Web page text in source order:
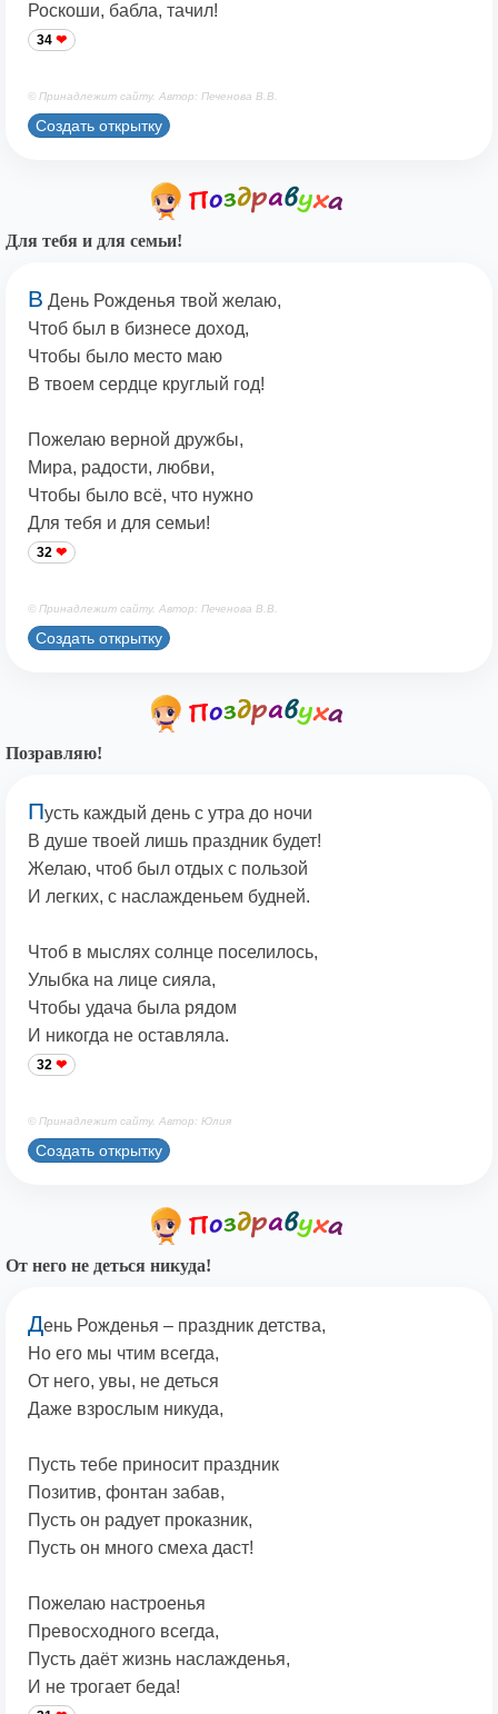
Роскоши, бабла, тачил!
34
© Принадлежит сайту. Автор: Печенова В.В.
Создать открытку
Для тебя и для семьи!
В День Рожденья твой желаю,
Чтоб был в бизнесе доход,
Чтобы было место маю
В твоем сердце круглый год!
Пожелаю верной дружбы,
Мира, радости, любви,
Чтобы было всё, что нужно
Для тебя и для семьи!
32
© Принадлежит сайту. Автор: Печенова В.В.
Создать открытку
Позравляю!
Пусть каждый день с утра до ночи
В душе твоей лишь праздник будет!
Желаю, чтоб был отдых с пользой
И легких, с наслажденьем будней.
Чтоб в мыслях солнце поселилось,
Улыбка на лице сияла,
Чтобы удача была рядом
И никогда не оставляла.
32
© Принадлежит сайту. Автор: Юлия
Создать открытку
От него не деться никуда!
День Рожденья – праздник детства,
Но его мы чтим всегда,
От него, увы, не деться
Даже взрослым никуда,
Пусть тебе приносит праздник
Позитив, фонтан забав,
Пусть он радует проказник,
Пусть он много смеха даст!
Пожелаю настроенья
Превосходного всегда,
Пусть даёт жизнь наслажденья,
И не трогает беда!